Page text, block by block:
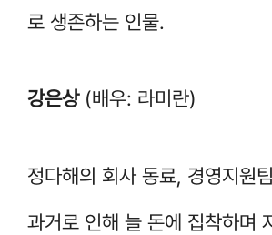
로 생존하는 인물.
강은상(배우: 라미란)
정다해의 회사 동료, 경영지원
과거로 인해 늘 돈에 집착하며